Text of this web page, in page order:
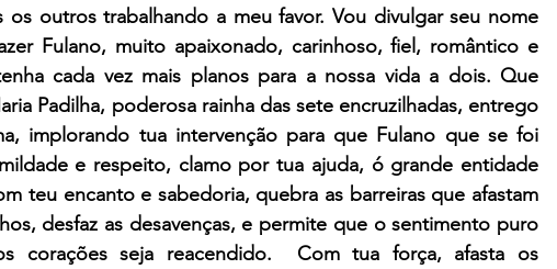
outros trabalhando a meu favor. Vou divulgar seu nome
Fulano, muito apaixonado, carinhoso, fiel, romântico e
cada vez mais planos para a nossa vida a dois. Que
Padilha, poderosa rainha das sete encruzilhadas, entrego
implorando tua intervenção para que Fulano que se foi
e respeito, clamo por tua ajuda, ó grande entidade
teu encanto e sabedoria, quebra as barreiras que afastam
desfaz as desavenças, e permite que o sentimento puro
corações seja reacendido.  Com tua força, afasta os